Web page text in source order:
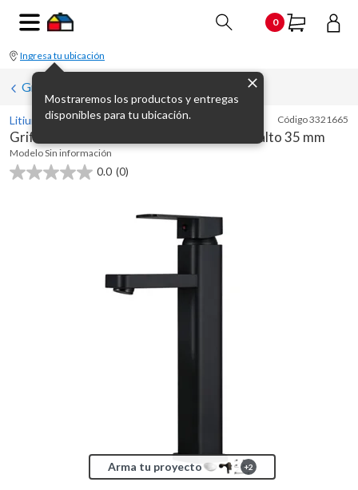
0
Ingresa tu ubicación
Mostraremos los productos y entregas
disponibles para tu ubicación.
Grifería para lavatorios
Litium Código3321665
Grifería monocomando de lavatorio Ebro alto 35 mm
ModeloSin información
0.0 (0)
0.0
Arma tu proyecto +2